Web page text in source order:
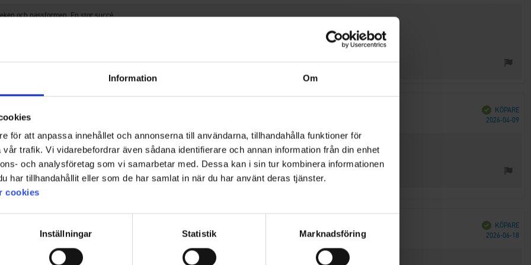
Information Om
för att anpassa innehållet och annonserna till användarna, tillhandahålla funktioner för
trafik. Vi vidarebefordrar även sådana identifierare och annan information från din enhet
och analysföretag som vi samarbetar med. Dessa kan i sin tur kombinera informationen
har tillhandahållit eller som de har samlat in när du har använt deras tjänster.
cookies
Inställningar Statistik Marknadsföring
och passformen. En stor succé.
Bekräftad
KÖPARE
2026-04-09
då den är mycket mer grönblå då, trots att vi kollade på flera olika telefoner o datorer.
Bekräftad
KÖPARE
2026-06-18